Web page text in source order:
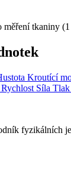
měření tkaniny
Kroutící
Rychlost Síla Tlak
fyzikálních